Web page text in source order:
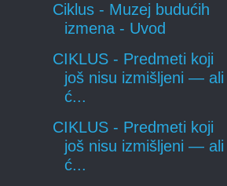
Ciklus - Muzej budućih
izmena - Uvod
CIKLUS - Predmeti koji
još nisu izmišljeni — ali
ć...
CIKLUS - Predmeti koji
još nisu izmišljeni — ali
ć...